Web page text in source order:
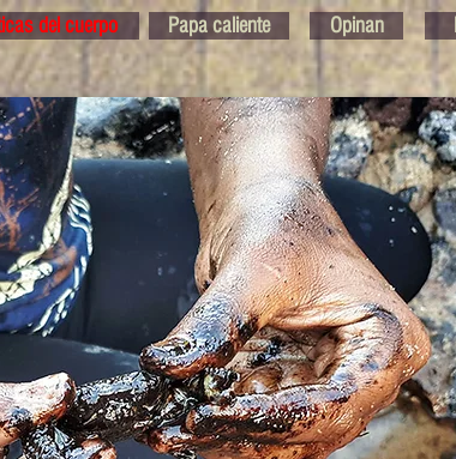
del cuerpo Papa caliente Opinan